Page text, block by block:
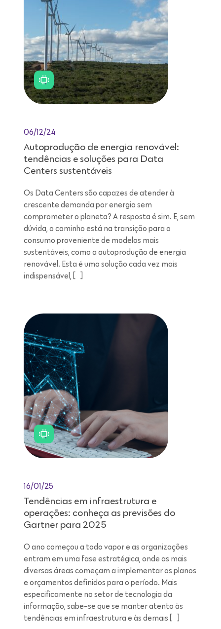
06/12/24
Autoprodução de energia renovável:
tendências e soluções para Data
Centers sustentáveis
Os Data Centers são capazes de atender à
crescente demanda por energia sem
comprometer o planeta? A resposta é sim. E, sem
dúvida, o caminho está na transição para o
consumo proveniente de modelos mais
sustentáveis, como a autoprodução de energia
renovável. Esta é uma solução cada vez mais
indispensável, […]
16/01/25
Tendências em infraestrutura e
operações: conheça as previsões do
Gartner para 2025
O ano começou a todo vapor e as organizações
entram em uma fase estratégica, onde as mais
diversas áreas começam a implementar os planos
e orçamentos definidos para o período. Mais
especificamente no setor de tecnologia da
informação, sabe-se que se manter atento às
tendências em infraestrutura e às demais […]